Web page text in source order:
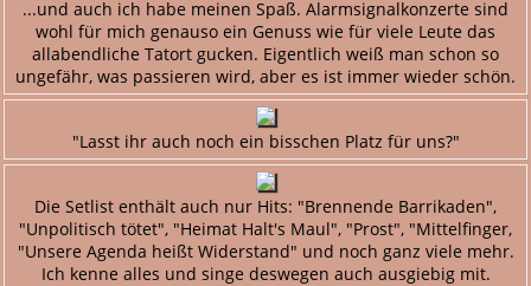
...und auch ich habe meinen Spaß. Alarmsignalkonzerte sind
wohl für mich genauso ein Genuss wie für viele Leute das
allabendliche Tatort gucken. Eigentlich weiß man schon so
ungefähr, was passieren wird, aber es ist immer wieder schön.
"Lasst ihr auch noch ein bisschen Platz für uns?"
Die Setlist enthält auch nur Hits: "Brennende Barrikaden",
"Unpolitisch tötet", "Heimat Halt's Maul", "Prost", "Mittelfinger,
"Unsere Agenda heißt Widerstand" und noch ganz viele mehr.
Ich kenne alles und singe deswegen auch ausgiebig mit.